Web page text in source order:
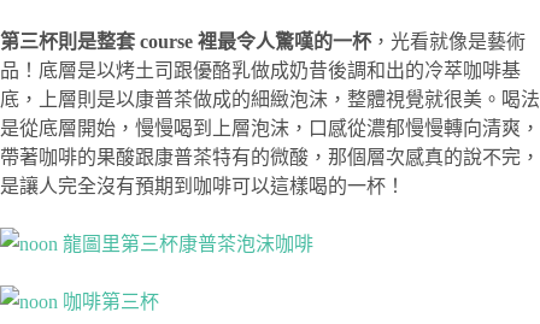
第三杯則是整套 course 裡最令人驚嘆的一杯 ，光看就像是藝術
品！底層是以烤土司跟優酪乳做成奶昔後調和出的冷萃咖啡基
底，上層則是以康普茶做成的細緻泡沫，整體視覺就很美。喝法
是從底層開始，慢慢喝到上層泡沫，口感從濃郁慢慢轉向清爽，
帶著咖啡的果酸跟康普茶特有的微酸，那個層次感真的說不完，
是讓人完全沒有預期到咖啡可以這樣喝的一杯！